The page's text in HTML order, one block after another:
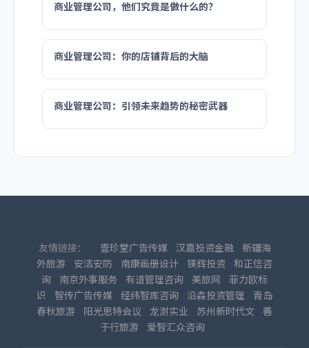
商业管理公司，他们究竟是做什么的？
商业管理公司：你的店铺背后的大脑
商业管理公司：引领未来趋势的秘密武器
友情链接： 壹珍堂广告传媒 汉嘉投资金融
新疆海
外旅游
安洁安防 南康画册设计 镁辉投资 和正信咨
询
南京外事服务 有道管理咨询 美旅网
菲力欧标
识
智传广告传媒 经纬智库咨询 沿森投资管理
青岛
春秋旅游
阳光思特会议 龙澍实业 苏州新时代文 善
于行旅游
爱智汇众咨询